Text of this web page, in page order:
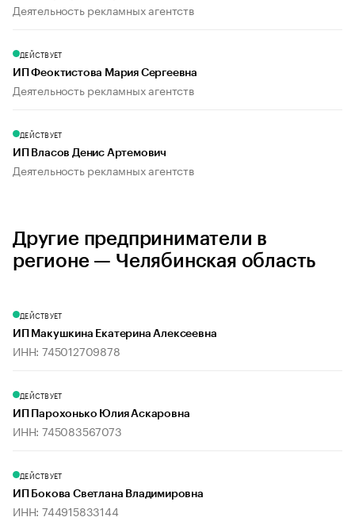
Деятельность рекламных агентств
ДЕЙСТВУЕТ
ИП Феоктистова Мария Сергеевна
Деятельность рекламных агентств
ДЕЙСТВУЕТ
ИП Власов Денис Артемович
Деятельность рекламных агентств
Другие предприниматели в
регионе — Челябинская область
ДЕЙСТВУЕТ
ИП Макушкина Екатерина Алексеевна
ИНН: 745012709878
ДЕЙСТВУЕТ
ИП Парохонько Юлия Аскаровна
ИНН: 745083567073
ДЕЙСТВУЕТ
ИП Бокова Светлана Владимировна
ИНН: 744915833144